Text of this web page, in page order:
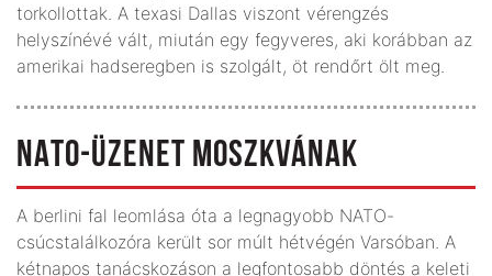
torkollottak. A texasi Dallas viszont vérengzés
helyszínévé vált, miután egy fegyveres, aki korábban az
amerikai hadseregben is szolgált, öt rendőrt ölt meg.
NATO-ÜZENET MOSZKVÁNAK
A berlini fal leomlása óta a legnagyobb NATO-
csúcstalálkozóra került sor múlt hétvégén Varsóban. A
kétnapos tanácskozáson a legfontosabb döntés a keleti